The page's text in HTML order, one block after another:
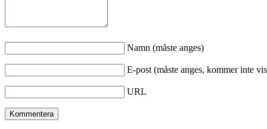
Namn (måste anges)
E-post (måste anges, kommer inte
URL